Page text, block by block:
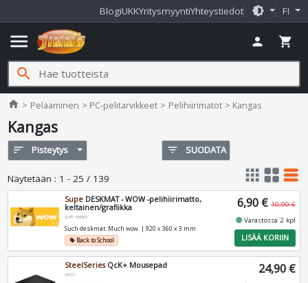
BlogiUKKYritysmyyntiYhteystiedot brightness_medium FI
menu person shopping_cart
search
home Jimms.fi
Pelaaminen PC-pelitarvikkeet Pelihiirimatot Kangas
Kangas
sort Pisteytys filter_list SUODATA
Näytetään : 1 - 25 / 139 apps grid_view table_rows
Supe DESKMAT - WOW -pelihiirimatto,
keltainen/grafiikka
SUPE-369853
Such deskmat. Much wow. | 920 x 360 x 3 mm
local_offerBack to School
6,90 € 10,90 €
fiber_manual_recordVarastossa 2 kpl
LISÄÄ KORIIN
SteelSeriesQcK+ Mousepad
63003 24,90 €